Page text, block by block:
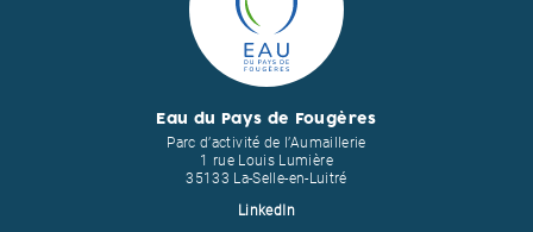
Eau du Pays de Fougères
Parc d’activité de l’Aumaillerie
1 rue Louis Lumière
35133 La-Selle-en-Luitré
LinkedIn